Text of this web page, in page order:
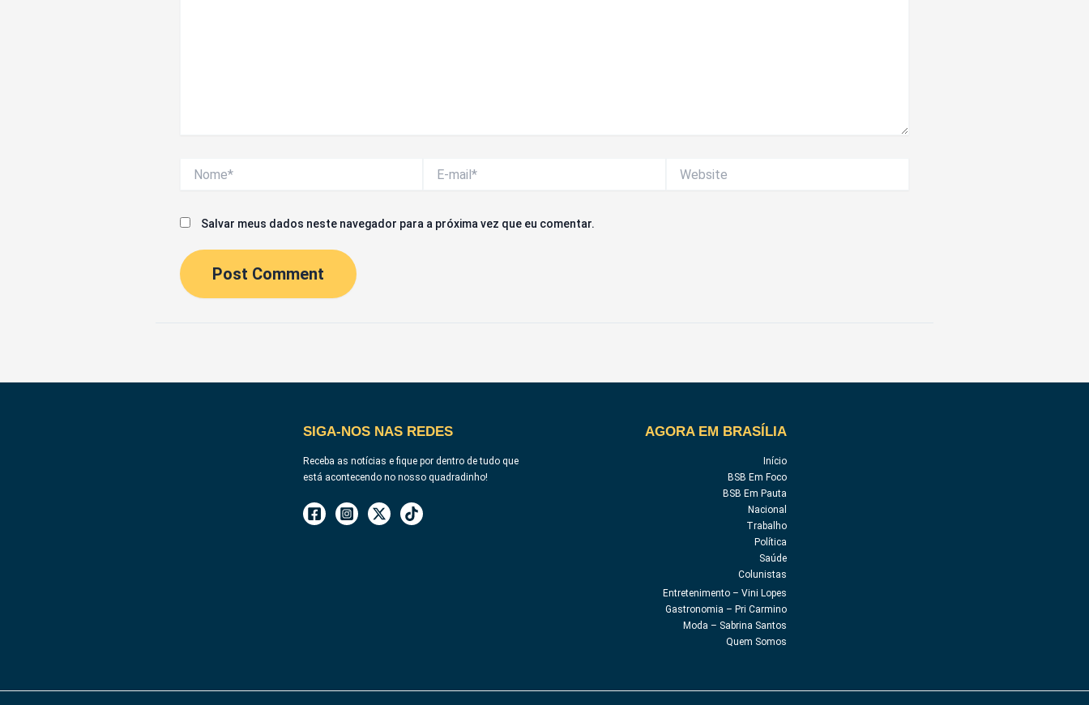
mail*
Salvar meus dados neste navegador para a próxima vez que eu comentar.
SIGA-NOS NAS REDES
Receba as notícias e fique por dentro de tudo que
está acontecendo no nosso quadradinho!
AGORA EM BRASÍLIA
Início
BSB Em Foco
BSB Em Pauta
Nacional
Trabalho
Política
Saúde
Colunistas
Entretenimento – Vini Lopes
Gastronomia – Pri Carmino
Moda – Sabrina Santos
Quem Somos